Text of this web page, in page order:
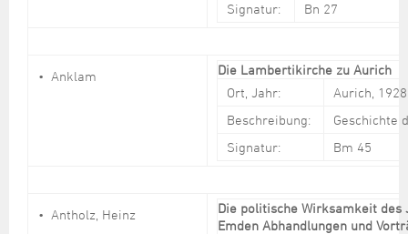
Signatur:
Bn 27
Anklam
Die Lambertikirche zu Aurich
Ort, Jahr:
Aurich, 1928
Beschreibung:
Geschichte
Signatur:
Bm 45
Antholz, Heinz
Die politische Wirksamkeit des
Emden Abhandlungen und